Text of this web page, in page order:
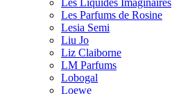
Les Liquides Imaginaires
Les Parfums de Rosine
Lesia Semi
Liu Jo
Liz Claiborne
LM Parfums
Lobogal
Loewe